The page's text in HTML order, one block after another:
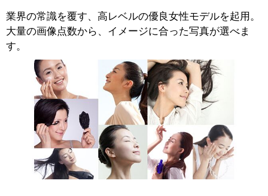
業界の常識を覆す、高レベルの優良女性モデルを起用。
大量の画像点数から、イメージに合った写真が選べま
す。